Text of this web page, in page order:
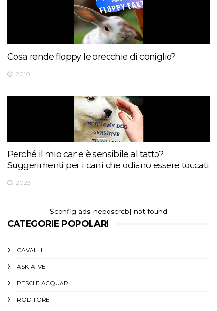
Cosa rende floppy le orecchie di coniglio?
2010
Perché il mio cane è sensibile al tatto?
Suggerimenti per i cani che odiano essere toccati
2023
$config[ads_neboscreb] not found
CATEGORIE POPOLARI
CAVALLI
ASK-A-VET
PESCI E ACQUARI
RODITORE